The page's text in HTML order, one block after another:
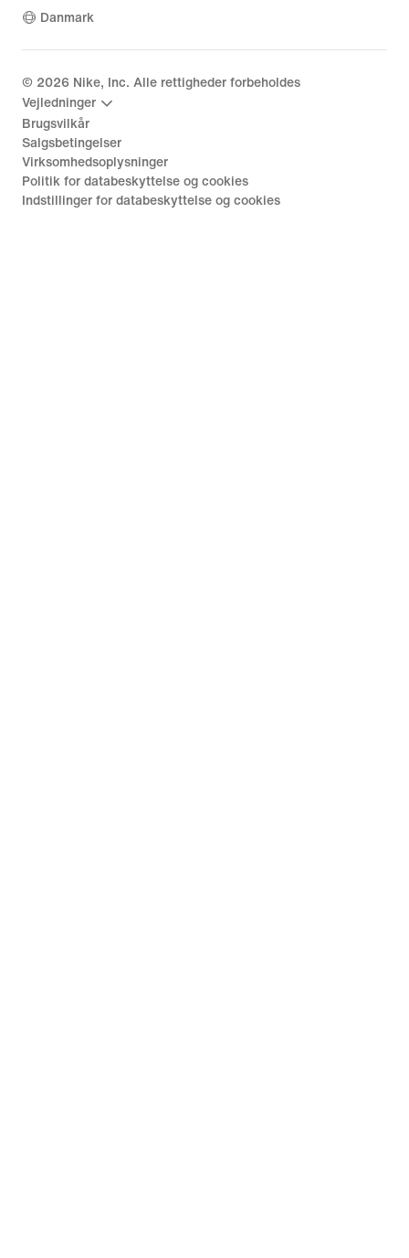
Danmark
© 2026 Nike, Inc. Alle rettigheder forbeholdes
Vejledninger
Brugsvilkår
Salgsbetingelser
Virksomhedsoplysninger
Politik for databeskyttelse og cookies
Indstillinger for databeskyttelse og cookies